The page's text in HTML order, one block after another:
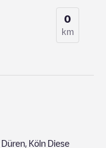
0
km
Düren Köln Diese